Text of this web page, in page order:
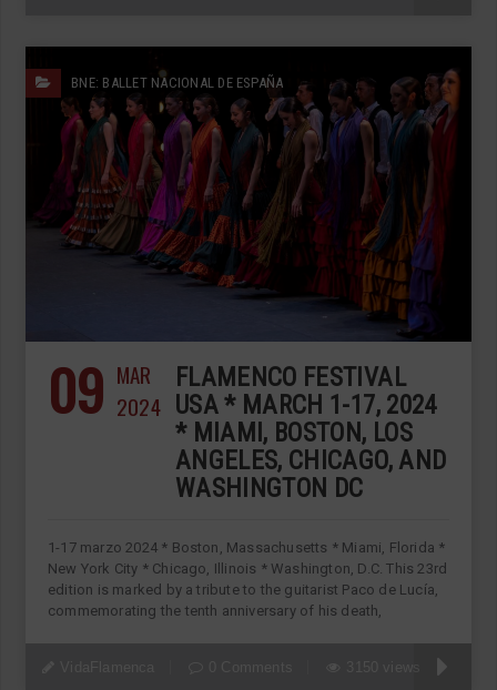
BNE: BALLET NACIONAL DE ESPAÑA
09 MAR
2024
FLAMENCO FESTIVAL
USA * MARCH 1-17, 2024
* MIAMI, BOSTON, LOS
ANGELES, CHICAGO, AND
WASHINGTON DC
1-17 marzo 2024 * Boston, Massachusetts * Miami, Florida *
New York City * Chicago, Illinois * Washington, D.C. This 23rd
edition is marked by a tribute to the guitarist Paco de Lucía,
commemorating the tenth anniversary of his death,